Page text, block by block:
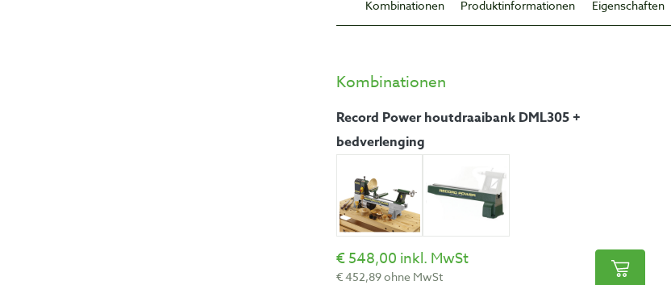
Kombinationen Produktinformationen Eigenschaften
Kombinationen
Record Power houtdraaibank DML305 +
bedverlenging
548,00 inkl. MwSt
452,89 ohne MwSt